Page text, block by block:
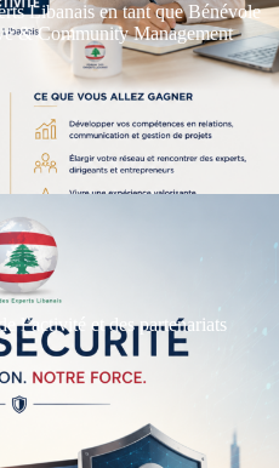
Libanais en tant que Bénévole
& Community Management
l’activité et des partenariats
Toutes les actualités
partenaires